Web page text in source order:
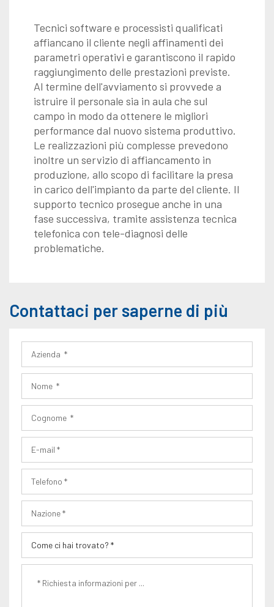
Tecnici software e processisti qualificati
affiancano il cliente negli affinamenti dei
parametri operativi e garantiscono il rapido
raggiungimento delle prestazioni previste.
Al termine dell'avviamento si provvede a
istruire il personale sia in aula che sul
campo in modo da ottenere le migliori
performance dal nuovo sistema produttivo.
Le realizzazioni più complesse prevedono
inoltre un servizio di affiancamento in
produzione, allo scopo di facilitare la presa
in carico dell'impianto da parte del cliente. Il
supporto tecnico prosegue anche in una
fase successiva, tramite assistenza tecnica
telefonica con tele-diagnosi delle
problematiche.
Contattaci per saperne di più